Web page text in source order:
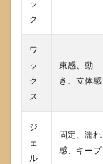
ッ
ク
ワ
ッ
ク
ス
束感、動
き、立体感
ジ
ェ
ル
固定、濡れ
感、キープ